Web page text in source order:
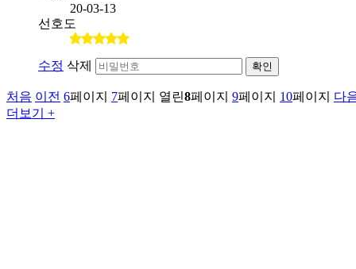
20-03-13
선호도
수정 삭제 확인
처음 이전 6페이지 7페이지 열린8페이지 9페이지 10페이지
다
더보기 +